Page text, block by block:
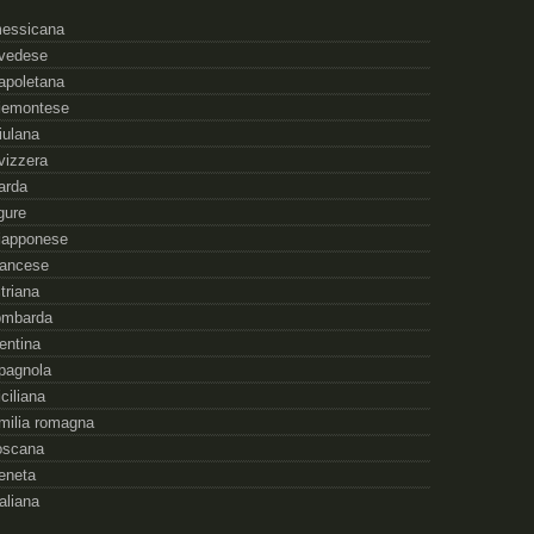
romagna